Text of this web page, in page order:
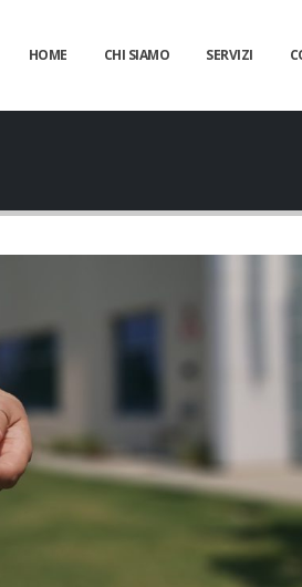
HOME CHI SIAMO SERVIZI